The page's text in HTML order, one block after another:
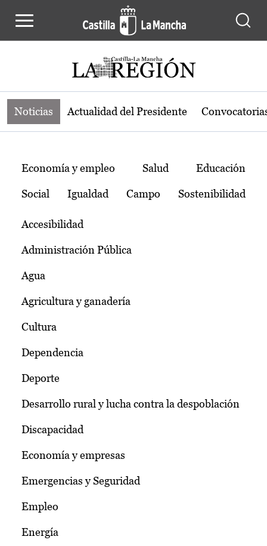
Noticias de la región de Castilla-La
Noticias Actualidad del Presidente
Temas
Economía y empleo Salud Educación
Social Igualdad Campo Sostenibilidad
Accesibilidad
Administración Pública
Agua
Agricultura y ganadería
Cultura
Dependencia
Deporte
Desarrollo rural y lucha contra la despoblación
Discapacidad
Economía y empresas
Emergencias y Seguridad
Empleo
Energía